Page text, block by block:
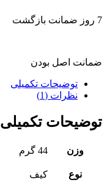
7 روز ضمانت بازگشت
ضمانت اصل بودن
توضیحات تکمیلی
نظرات (1)
توضیحات تکمیلی
وزن 44 گرم
نوع کیف